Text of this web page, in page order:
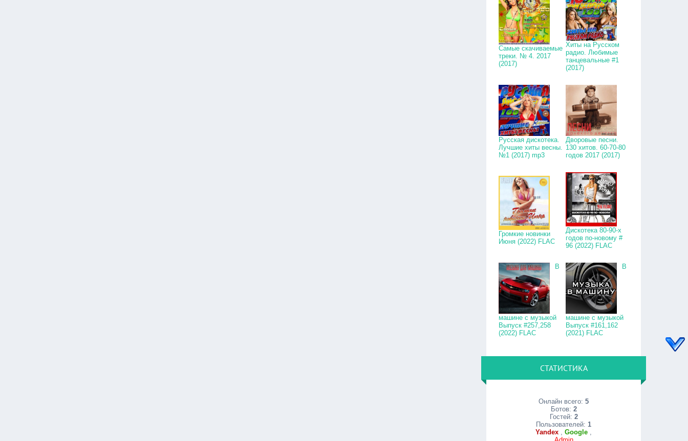
Самые скачиваемые
треки. № 4. 2017
(2017)
Хиты на Русском
радио. Любимые
танцевальные #1
(2017)
Русская дискотека.
Лучшие хиты весны.
№1 (2017) mp3
Дворовые песни.
130 хитов. 60-70-80
годов 2017 (2017)
Громкие новинки
Июня (2022) FLAC
Дискотека 80-90-х
годов по-новому #
96 (2022) FLAC
В
машине с музыкой
Выпуск #257,258
(2022) FLAC
В
машине с музыкой
Выпуск #161,162
(2021) FLAC
СТАТИСТИКА
Онлайн всего:5
Ботов: 2
Гостей: 2
Пользователей:1
Yandex ,Google ,